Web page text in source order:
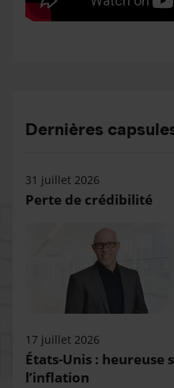
Dernières
31 juillet 2026
Perte de crédibilité
17 juillet 2026
États-Unis :
l’inflation